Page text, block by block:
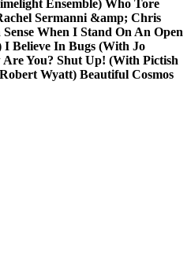
Ensemble) Who Tore
Sermanni &amp; Chris
When I Stand On An Open
I Believe In Bugs (With Jo
You? Shut Up! (With Pictish
Wyatt) Beautiful Cosmos